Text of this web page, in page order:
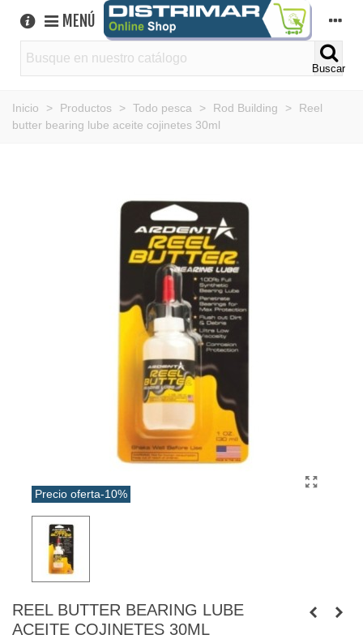
MENÚ
Buscar
Inicio > Productos > Todo pesca > Rod Building >
Reel
butter bearing lube aceite cojinetes 30ml
Precio oferta-10%
REEL BUTTER BEARING LUBE
ACEITE COJINETES 30ML